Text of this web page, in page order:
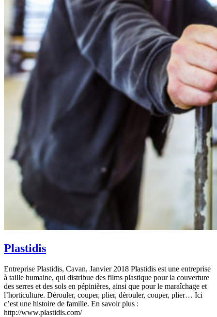
Plastidis
Entreprise Plastidis, Cavan, Janvier 2018 Plastidis est une entreprise
à taille humaine, qui distribue des films plastique pour la couverture
des serres et des sols en pépinières, ainsi que pour le maraîchage et
l’horticulture. Dérouler, couper, plier, dérouler, couper, plier… Ici
c’est une histoire de famille. En savoir plus :
http://www.plastidis.com/